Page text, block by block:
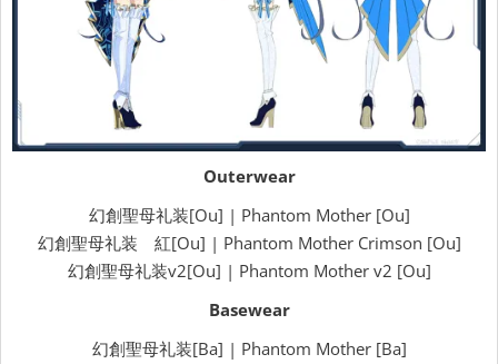
Outerwear
幻創聖母礼装[Ou] | Phantom Mother [Ou]
幻創聖母礼装 紅[Ou] | Phantom Mother Crimson [Ou]
幻創聖母礼装v2[Ou] | Phantom Mother v2 [Ou]
Basewear
幻創聖母礼装[Ba] | Phantom Mother [Ba]